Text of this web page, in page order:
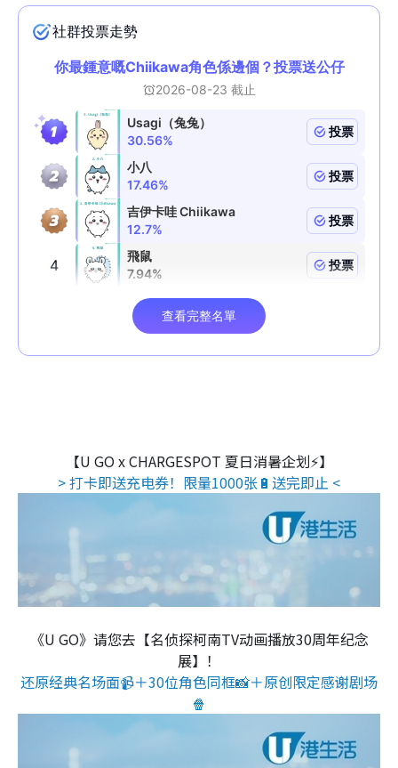
【U GO x CHARGESPOT 夏日消暑企划⚡】
> 打卡即送充电券！限量1000张🔋送完即止 <
《U GO》请您去【名侦探柯南TV动画播放30周年纪念
展】！
还原经典名场面📹＋30位角色同框📸＋原创限定感谢剧场
🍿